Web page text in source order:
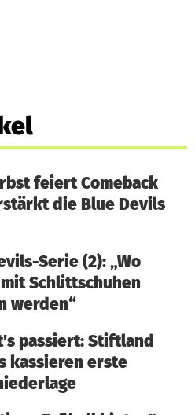
feiert Comeback
die Blue Devils
Serie (2): „Wo
Schlittschuhen
werden“
passiert: Stiftland
kassieren erste